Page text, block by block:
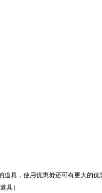
具，使用优惠劵还可有更大的
具）